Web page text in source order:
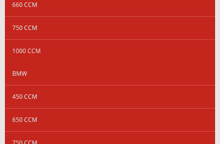
660 CCM
750 CCM
1000 CCM
BMW
450 CCM
650 CCM